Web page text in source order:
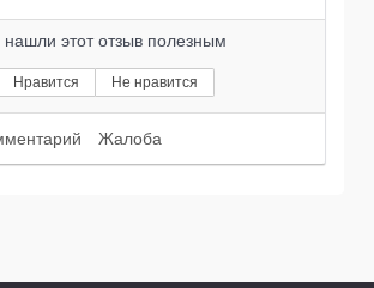
этот отзыв полезным
Нравится Не нравится
Жалоба